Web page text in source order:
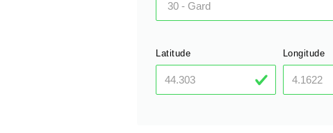
Latitude Longitude